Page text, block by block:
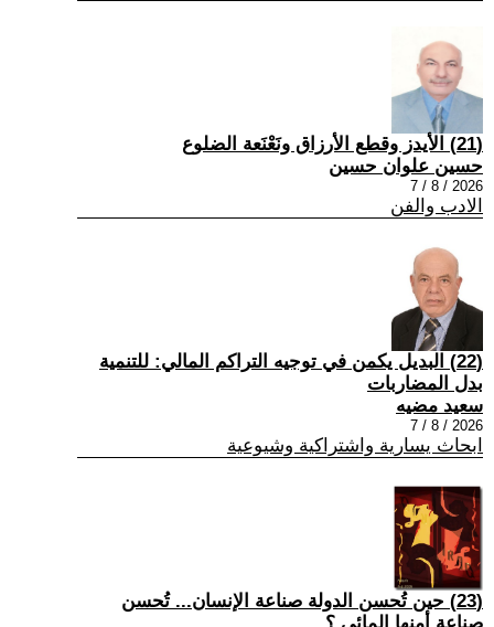
(21) الأيدز وقطع الأرزاق ونَعْنَعة الضلوع
حسين علوان حسين
2026 / 8 / 7
الادب والفن
(22) البديل يكمن في توجيه التراكم المالي: للتنمية
بدل المضاربات
سعيد مضيه
2026 / 8 / 7
ابحاث يسارية واشتراكية وشيوعية
(23) حين تُحسن الدولة صناعة الإنسان... تُحسن